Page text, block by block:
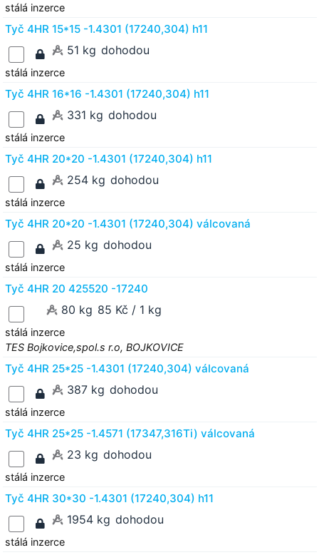
stálá inzerce
Tyč 4HR 15*15 -1.4301 (17240,304) h11
51 kg dohodou
stálá inzerce
Tyč 4HR 16*16 -1.4301 (17240,304) h11
331 kg dohodou
stálá inzerce
Tyč 4HR 20*20 -1.4301 (17240,304) h11
254 kg dohodou
stálá inzerce
Tyč 4HR 20*20 -1.4301 (17240,304) válcovaná
25 kg dohodou
stálá inzerce
Tyč 4HR 20 425520 -17240
80 kg 85 Kč / 1 kg
stálá inzerce
TES Bojkovice,spol.s r.o, BOJKOVICE
Tyč 4HR 25*25 -1.4301 (17240,304) válcovaná
387 kg dohodou
stálá inzerce
Tyč 4HR 25*25 -1.4571 (17347,316Ti) válcovaná
23 kg dohodou
stálá inzerce
Tyč 4HR 30*30 -1.4301 (17240,304) h11
1954 kg dohodou
stálá inzerce